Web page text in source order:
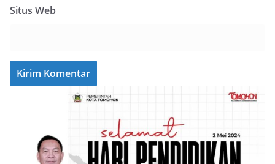
Situs Web